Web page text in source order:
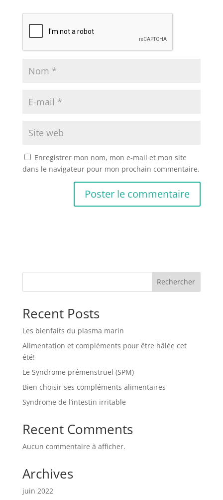
Enregistrer mon nom, mon e-mail et mon site
dans le navigateur pour mon prochain commentaire.
Rechercher
Recent Posts
Les bienfaits du plasma marin
Alimentation et compléments pour être hâlée cet
été!
Le Syndrome prémenstruel (SPM)
Bien choisir ses compléments alimentaires
Syndrome de l’intestin irritable
Recent Comments
Aucun commentaire à afficher.
Archives
juin 2022